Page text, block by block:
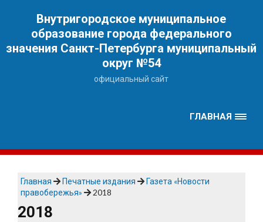
Внутригородское муниципальное
образование города федерального
значения Санкт-Петербурга муниципальный
округ №54
официальный сайт
ГЛАВНАЯ
Главная Печатные издания
Газета «Новости
правобережья»
2018
2018